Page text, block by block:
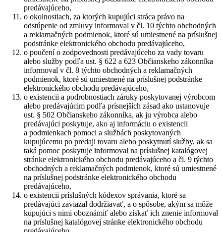
predávajúceho,
o okolnostiach, za ktorých kupujúci stráca právo na
odstúpenie od zmluvy informoval v čl. 10 týchto obchodných
a reklamačných podmienok, ktoré sú umiestnené na príslušnej
podstránke elektronického obchodu predávajúceho,
o poučení o zodpovednosti predávajúceho za vady tovaru
alebo služby podľa ust. § 622 a 623 Občianskeho zákonníka
informoval v čl. 8 týchto obchodných a reklamačných
podmienok, ktoré sú umiestnené na príslušnej podstránke
elektronického obchodu predávajúceho,
o existencii a podrobnostiach záruky poskytovanej výrobcom
alebo predávajúcim podľa prísnejších zásad ako ustanovuje
ust. § 502 Občianskeho zákonníka, ak ju výrobca alebo
predávajúci poskytuje, ako aj informáciu o existencii
a podmienkach pomoci a službách poskytovaných
kupujúcemu po predaji tovaru alebo poskytnutí služby, ak sa
taká pomoc poskytuje informoval na príslušnej katalógovej
stránke elektronického obchodu predávajúceho a čl. 9 týchto
obchodných a reklamačných podmienok, ktoré sú umiestnené
na príslušnej podstránke elektronického obchodu
predávajúceho,
o existencii príslušných kódexov správania, ktoré sa
predávajúci zaviazal dodržiavať, a o spôsobe, akým sa môže
kupujúci s nimi oboznámiť alebo získať ich znenie informoval
na príslušnej katalógovej stránke elektronického obchodu